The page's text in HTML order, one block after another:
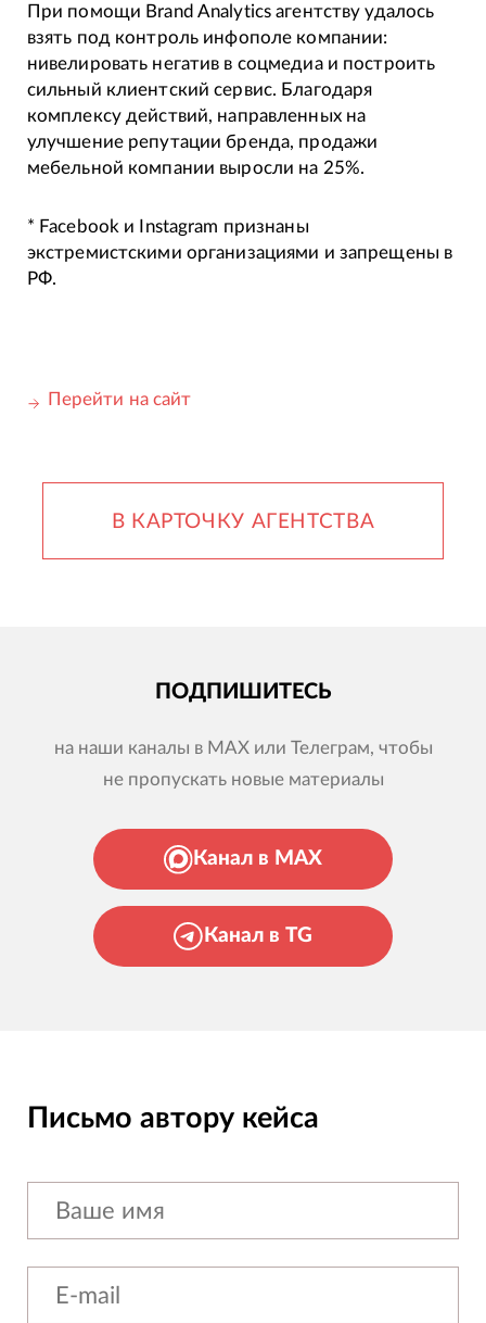
При помощи Brand Analytics агентству удалось
взять под контроль инфополе компании:
нивелировать негатив в соцмедиа и построить
сильный клиентский сервис. Благодаря
комплексу действий, направленных на
улучшение репутации бренда, продажи
мебельной компании выросли на 25%.
* Facebook и Instagram признаны
экстремистскими организациями и запрещены в
РФ.
Перейти на сайт
В КАРТОЧКУ АГЕНТСТВА
ПОДПИШИТЕСЬ
на наши каналы в MAX или Телеграм, чтобы
не пропускать новые материалы
Канал в MAX
Канал в TG
Письмо автору кейса